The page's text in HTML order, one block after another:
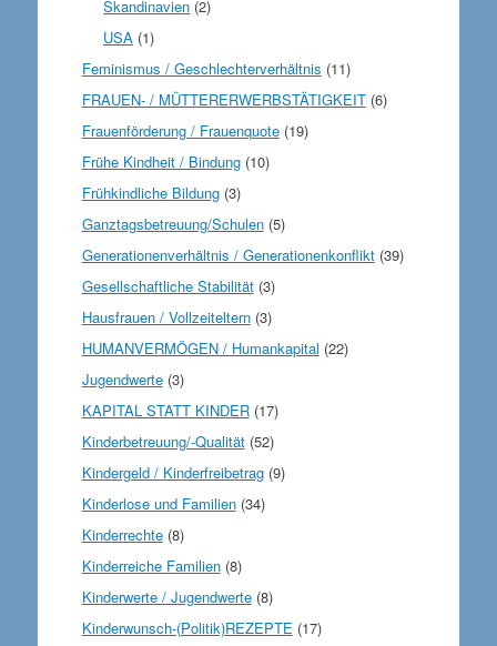
Skandinavien (2)
USA (1)
Feminismus / Geschlechterverhältnis (11)
FRAUEN- / MÜTTERERWERBSTÄTIGKEIT(6)
Frauenförderung / Frauenquote(19)
Frühe Kindheit / Bindung(10)
Frühkindliche Bildung(3)
Ganztagsbetreuung/Schulen(5)
Generationenverhältnis / Generationenkonflikt(39)
Gesellschaftliche Stabilität(3)
Hausfrauen / Vollzeiteltern(3)
HUMANVERMÖGEN / Humankapital (22)
Jugendwerte(3)
KAPITAL STATT KINDER(17)
Kinderbetreuung/-Qualität(52)
Kindergeld / Kinderfreibetrag(9)
Kinderlose und Familien(34)
Kinderrechte(8)
Kinderreiche Familien(8)
Kinderwerte / Jugendwerte(8)
Kinderwunsch-(Politik)REZEPTE (17)